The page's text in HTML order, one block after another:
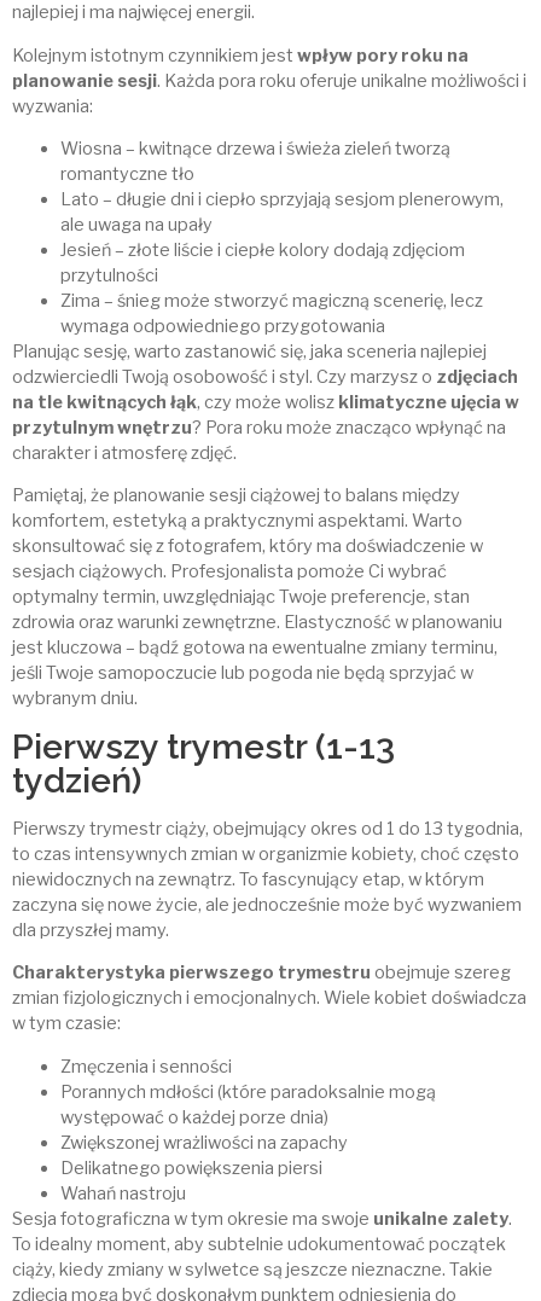
najlepiej i ma najwięcej energii.
Kolejnym istotnym czynnikiem jest wpływ pory roku na
planowanie sesji. Każda pora roku oferuje unikalne możliwości i
wyzwania:
Wiosna – kwitnące drzewa i świeża zieleń tworzą
romantyczne tło
Lato – długie dni i ciepło sprzyjają sesjom plenerowym,
ale uwaga na upały
Jesień – złote liście i ciepłe kolory dodają zdjęciom
przytulności
Zima – śnieg może stworzyć magiczną scenerię, lecz
wymaga odpowiedniego przygotowania
Planując sesję, warto zastanowić się, jaka sceneria najlepiej
odzwierciedli Twoją osobowość i styl. Czy marzysz o zdjęciach
na tle kwitnących łąk, czy może wolisz klimatyczne ujęcia w
przytulnym wnętrzu? Pora roku może znacząco wpłynąć na
charakter i atmosferę zdjęć.
Pamiętaj, że planowanie sesji ciążowej to balans między
komfortem, estetyką a praktycznymi aspektami. Warto
skonsultować się z fotografem, który ma doświadczenie w
sesjach ciążowych. Profesjonalista pomoże Ci wybrać
optymalny termin, uwzględniając Twoje preferencje, stan
zdrowia oraz warunki zewnętrzne. Elastyczność w planowaniu
jest kluczowa – bądź gotowa na ewentualne zmiany terminu,
jeśli Twoje samopoczucie lub pogoda nie będą sprzyjać w
wybranym dniu.
Pierwszy trymestr (1-13
tydzień)
Pierwszy trymestr ciąży, obejmujący okres od 1 do 13 tygodnia,
to czas intensywnych zmian w organizmie kobiety, choć często
niewidocznych na zewnątrz. To fascynujący etap, w którym
zaczyna się nowe życie, ale jednocześnie może być wyzwaniem
dla przyszłej mamy.
Charakterystyka pierwszego trymestru obejmuje szereg
zmian fizjologicznych i emocjonalnych. Wiele kobiet doświadcza
w tym czasie:
Zmęczenia i senności
Porannych mdłości (które paradoksalnie mogą
występować o każdej porze dnia)
Zwiększonej wrażliwości na zapachy
Delikatnego powiększenia piersi
Wahań nastroju
Sesja fotograficzna w tym okresie ma swoje unikalne zalety.
To idealny moment, aby subtelnie udokumentować początek
ciąży, kiedy zmiany w sylwetce są jeszcze nieznaczne. Takie
zdjęcia mogą być doskonałym punktem odniesienia do